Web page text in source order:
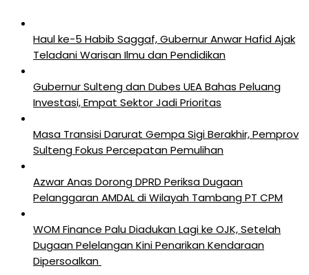
Haul ke-5 Habib Saggaf, Gubernur Anwar Hafid Ajak
Teladani Warisan Ilmu dan Pendidikan
Gubernur Sulteng dan Dubes UEA Bahas Peluang
Investasi, Empat Sektor Jadi Prioritas
Masa Transisi Darurat Gempa Sigi Berakhir, Pemprov
Sulteng Fokus Percepatan Pemulihan
Azwar Anas Dorong DPRD Periksa Dugaan
Pelanggaran AMDAL di Wilayah Tambang PT CPM
‎WOM Finance Palu Diadukan Lagi ke OJK, Setelah
Dugaan Pelelangan Kini Penarikan Kendaraan
Dipersoalkan ‎